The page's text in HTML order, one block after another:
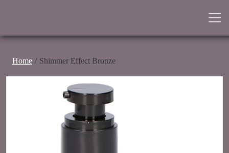
Home Shimmer Effect Bronze